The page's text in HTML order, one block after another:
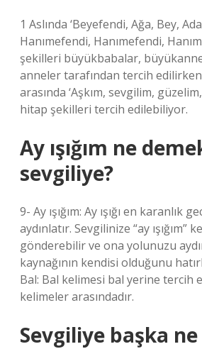
1 Aslında ‘Beyefendi, Ağa, Bey,
Hanımefendi, Hanımefendi,
şekilleri büyükbabalar,
anneler tarafından tercih
arasında ‘Aşkım, sevgilim,
hitap şekilleri tercih edilebiliyor.
Ay ışığım ne
sevgiliye?
9- Ay ışığım: Ay ışığı en karanlık
aydınlatır. Sevgilinize “ay ışığım”
gönderebilir ve ona yolunuzu
kaynağının kendisi olduğunu
Bal: Bal kelimesi bal yerine tercih
kelimeler arasındadır.
Sevgiliye başka